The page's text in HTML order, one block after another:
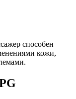
способен
кожи,